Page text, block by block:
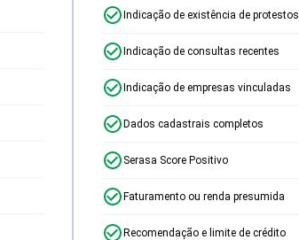
Indicação de existência de protestos
Indicação de consultas recentes
Indicação de empresas vinculadas
Dados cadastrais completos
Serasa Score Positivo
Faturamento ou renda presumida
Recomendação e limite de crédito